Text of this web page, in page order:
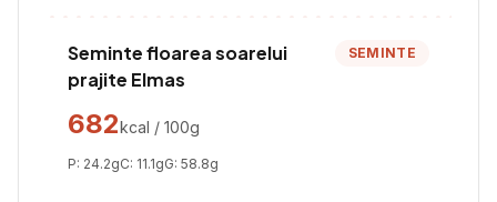
Seminte floarea soarelui
prajite Elmas
SEMINTE
682kcal / 100g
P: 24.2gC: 11.1gG: 58.8g